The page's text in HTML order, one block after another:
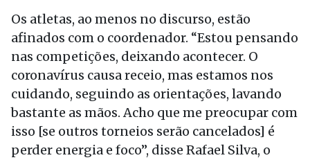
Os atletas, ao menos no discurso, estão
afinados com o coordenador. “Estou pensando
nas competições, deixando acontecer. O
coronavírus causa receio, mas estamos nos
cuidando, seguindo as orientações, lavando
bastante as mãos. Acho que me preocupar com
isso [se outros torneios serão cancelados] é
perder energia e foco”, disse Rafael Silva, o